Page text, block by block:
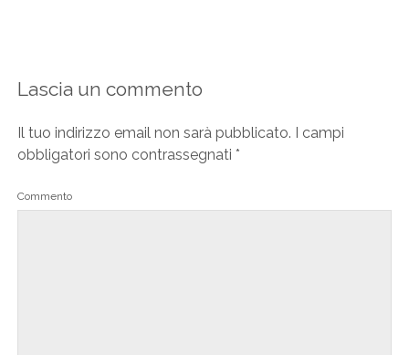
Lascia un commento
Il tuo indirizzo email non sarà pubblicato. I campi
obbligatori sono contrassegnati *
Commento